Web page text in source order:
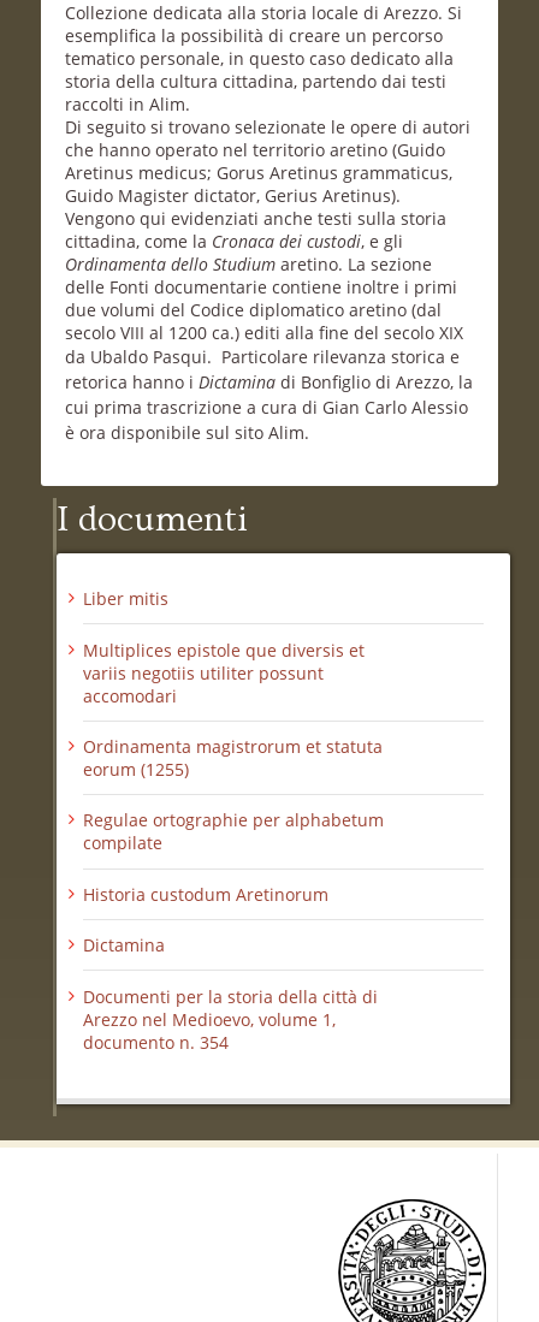
Collezione dedicata alla storia locale di Arezzo. Si
esemplifica la possibilità di creare un percorso
tematico personale, in questo caso dedicato alla
storia della cultura cittadina, partendo dai testi
raccolti in Alim.
Di seguito si trovano selezionate le opere di autori
che hanno operato nel territorio aretino (Guido
Aretinus medicus; Gorus Aretinus grammaticus,
Guido Magister dictator, Gerius Aretinus).
Vengono qui evidenziati anche testi sulla storia
cittadina, come la Cronaca dei custodi, e gli
Ordinamenta dello Studium aretino. La sezione
delle Fonti documentarie contiene inoltre i primi
due volumi del Codice diplomatico aretino (dal
secolo VIII al 1200 ca.) editi alla fine del secolo XIX
da Ubaldo Pasqui. Particolare rilevanza storica e
retorica hanno i Dictaminadi Bonfiglio di Arezzo, la
cui prima trascrizione a cura di Gian Carlo Alessio
è ora disponibile sul sito Alim.
I documenti
Liber mitis
Multiplices epistole que diversis et
variis negotiis utiliter possunt
accomodari
Ordinamenta magistrorum et statuta
eorum (1255)
Regulae ortographie per alphabetum
compilate
Historia custodum Aretinorum
Dictamina
Documenti per la storia della città di
Arezzo nel Medioevo, volume 1,
documento n. 354